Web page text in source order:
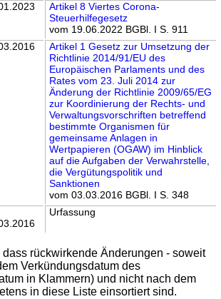
Artikel 8 Viertes Corona-
Steuerhilfegesetz
vom 19.06.2022 BGBl. I S. 911
Artikel 1 Gesetz zur Umsetzung der
Richtlinie 2014/91/EU des
Europäischen Parlaments und des
Rates vom 23. Juli 2014 zur
Änderung der Richtlinie 2009/65/EG
zur Koordinierung der Rechts- und
Verwaltungsvorschriften betreffend
bestimmte Organismen für
gemeinsame Anlagen in
Wertpapieren (OGAW) im Hinblick
auf die Aufgaben der Verwahrstelle,
die Vergütungspolitik und
Sanktionen
vom 03.03.2016 BGBl. I S. 348
Urfassung
dass rückwirkende Änderungen - soweit
Verkündungsdatum des
in Klammern) und nicht nach dem
in diese Liste einsortiert sind.